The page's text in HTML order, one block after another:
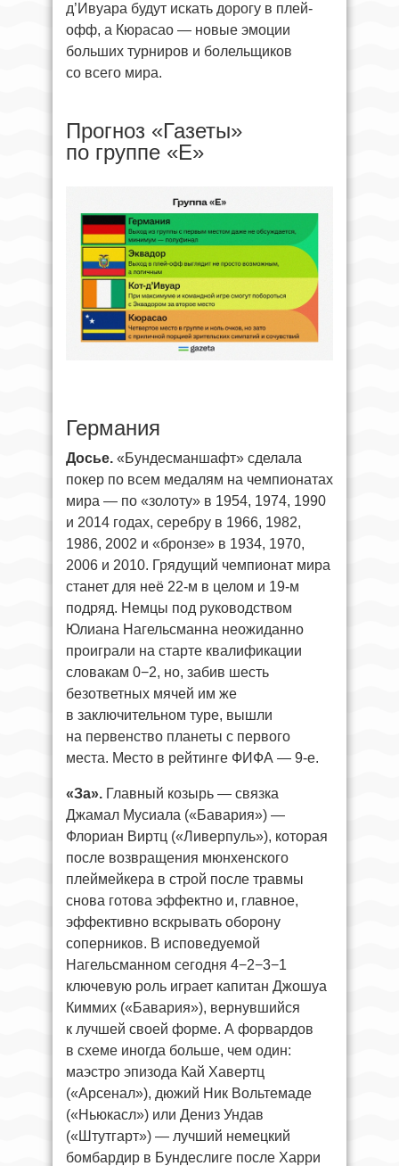
д’Ивуара будут искать дорогу в плей-
офф, а Кюрасао — новые эмоции
больших турниров и болельщиков
со всего мира.
Прогноз «Газеты»
по группе «E»
Германия
Досье. «Бундесманшафт» сделала
покер по всем медалям на чемпионатах
мира — по «золоту» в 1954, 1974, 1990
и 2014 годах, серебру в 1966, 1982,
1986, 2002 и «бронзе» в 1934, 1970,
2006 и 2010. Грядущий чемпионат мира
станет для неё 22-м в целом и 19-м
подряд. Немцы под руководством
Юлиана Нагельсманна неожиданно
проиграли на старте квалификации
словакам 0−2, но, забив шесть
безответных мячей им же
в заключительном туре, вышли
на первенство планеты с первого
места. Место в рейтинге ФИФА — 9-е.
«За». Главный козырь — связка
Джамал Мусиала («Бавария») —
Флориан Виртц («Ливерпуль»), которая
после возвращения мюнхенского
плеймейкера в строй после травмы
снова готова эффектно и, главное,
эффективно вскрывать оборону
соперников. В исповедуемой
Нагельсманном сегодня 4−2−3−1
ключевую роль играет капитан Джошуа
Киммих («Бавария»), вернувшийся
к лучшей своей форме. А форвардов
в схеме иногда больше, чем один:
маэстро эпизода Кай Хавертц
(«Арсенал»), дюжий Ник Вольтемаде
(«Ньюкасл») или Дениз Ундав
(«Штутгарт») — лучший немецкий
бомбардир в Бундеслиге после Харри